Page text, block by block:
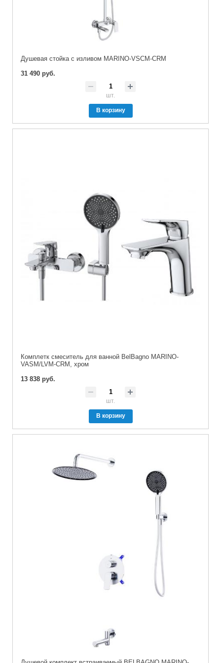
Душевая стойка с изливом MARINO-VSCM-CRM
31 490 руб.
шт.
В корзину
Комплетк смеситель для ванной BelBagno MARINO-
VASM/LVM-CRM, хром
13 838 руб.
шт.
В корзину